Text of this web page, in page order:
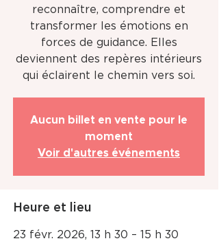
reconnaître, comprendre et
transformer les émotions en
forces de guidance. Elles
deviennent des repères intérieurs
qui éclairent le chemin vers soi.
Aucun billet en vente pour le
moment
Voir d'autres événements
Heure et lieu
23 févr. 2026, 13 h 30 – 15 h 30